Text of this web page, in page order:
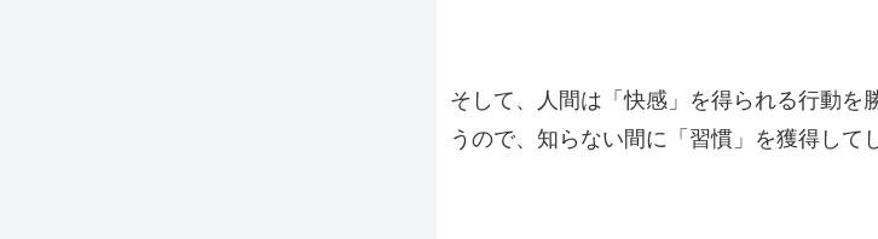
そして、人間は「快感」を得られる行動を
うので、知らない間に「習慣」を獲得して